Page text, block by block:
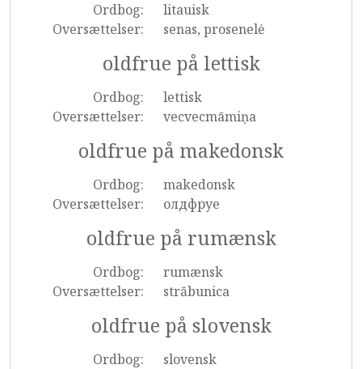
Ordbog:
litauisk
Oversættelser:
senas, prosenelė
oldfrue på lettisk
Ordbog:
lettisk
Oversættelser:
vecvecmāmiņa
oldfrue på makedonsk
Ordbog:
makedonsk
Oversættelser:
олдфруе
oldfrue på rumænsk
Ordbog:
rumænsk
Oversættelser:
străbunica
oldfrue på slovensk
Ordbog:
slovensk